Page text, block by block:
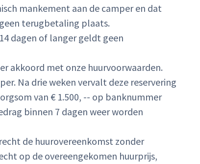
mankement aan de camper en dat
terugbetaling plaats.
dagen of langer geldt geen
akkoord met onze huurvoorwaarden.
Na drie weken vervalt deze reservering
van € 1.500, -- op banknummer
binnen 7 dagen weer worden
de huurovereenkomst zonder
op de overeengekomen huurprijs,